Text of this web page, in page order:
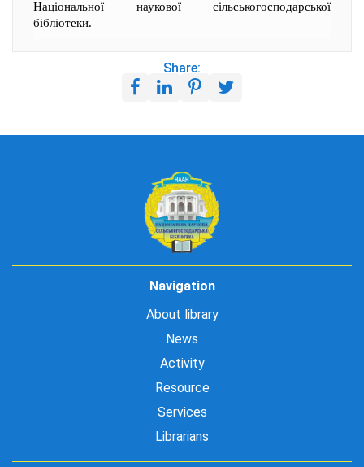
Національної наукової сільськогосподарської
бібліотеки.
Share:
Navigation
About library
News
Activity
Resource
Services
Librarians